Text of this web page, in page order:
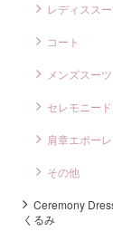
レディスス
コート
メンズスー
セレモニー
肩章エポー
その他
Ceremony
くるみ